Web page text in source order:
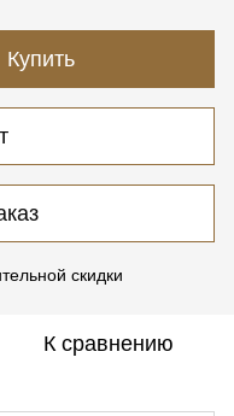
Купить
скидки
К сравнению